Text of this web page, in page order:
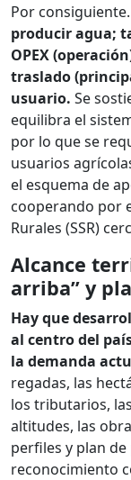
Por consiguiente.
producir agua;
OPEX
traslado
usuario. Se
equilibra el
por lo que se
usuarios
el esquema de
cooperando por
Rurales (SSR)
Alcance
arriba” y
Hay que
al centro del
la demanda
regadas, las
los tributarios,
altitudes, las
perfiles y plan
reconocimiento